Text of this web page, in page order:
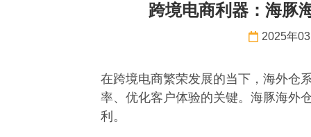
跨境电商利器：海豚
2025年
在跨境电商繁荣发展的当下，海外仓
率、优化客户体验的关键。海豚海外
利。